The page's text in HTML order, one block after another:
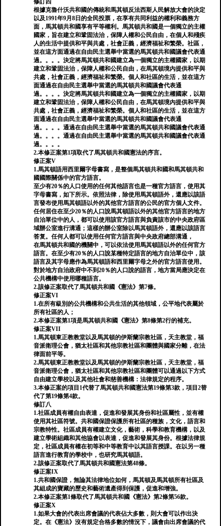
修訂四
根據克魯什沃共和國的傳統和馬其頓反法西斯人民解放大會的決定
以及1991年9月8日的全民投票，在享有共同利益的權利和義務方
面，馬其頓共和國享有平等權利。馬其頓共和國是一個獨立的主權
國家，旨在建立和鞏固法治，保障人權和公民自由，在個人和殘疾
人的生活中提供和平與共處，社會正義，經濟福祉和繁榮。社區，
並在這方面通過在自由民主選舉中當選的馬其頓共和國議會代表通
過。。。。決定將馬其頓共和國建立為一個獨立的主權國家，以期
建立和鞏固法治，保障人權和公民自由，在馬其頓境內提供和平與
共處，社會正義，經濟福祉和繁榮。個人和社區的生活，並在這方
面通過在自由民主選舉中當選的馬其頓共和國議會代表通
過。。。。決定將馬其頓共和國建立為一個獨立的主權國家，以期
建立和鞏固法治，保障人權和公民自由，在馬其頓境內提供和平與
共處，社會正義，經濟福祉和繁榮。個人和社區的生活，並在這方
面通過在自由民主選舉中當選的馬其頓共和國議會代表通
過。。。。通過在自由民主選舉中當選的馬其頓共和國議會代表通
過。。。。通過在自由民主選舉中當選的馬其頓共和國議會代表通
過。。。。
2.本修正案第1項取代了馬其頓共和國憲法的序言。
修正案V
1.馬其頓語用西里爾字母書寫，是整個馬其頓共和國和馬其頓共和
國國際關係中的官方語言。
至少有20％的人口使用的任何其他語言也是一種官方語言，使用其
字母書寫，如下所示。依照法律，除使用馬其頓語外，還應以該語
言發布使用馬其頓語以外的其他官方語言的公民的官方個人文件。
任何居住在至少20％的人口說馬其頓語以外的其他官方語言的地方
自治單位中的人，都可以使用該官方語言與負責該市的中央政府區
域辦公室進行溝通；這樣的辦公室除以馬其頓語外，還應以該語言
答复。任何人都可以使用任何官方語言與中央政府總部溝通，
在馬其頓共和國的機關中，可以依法使用馬其頓語以外的任何官方
語言。在至少有20％的人口說某種特定語言的地方自治單位中，該
語言及其字母應作為馬其頓語和西里爾字母之外的官方語言使用。
對於地方自治政府中不到20％的人口說的語言，地方當局應決定在
公共機構中使用哪種語言。
2.該修正案取代了馬其頓共和國《憲法》第7條。
修正案VI
1.在所有級別的公共機構和公共生活的其他領域，公平地代表屬於
所有社區的人；
2.本修正案第1項是馬其頓共和國《憲法》第8條第2行的補充。
修正案VII
1.馬其頓東正教教堂以及馬其頓的伊斯蘭宗教社區，天主教堂，福
音派衛理公會，猶太社區和其他宗教社區和團體與國家分離，在法
律面前平等。
2.馬其頓東正教教堂以及馬其頓的伊斯蘭宗教社區，天主教堂，福
音派衛理公會，猶太社區和其他宗教社區和團體可以通過以下方式
自由建立學校以及其他社會和慈善機構：法律規定的程序。
3.本修正案的項目1代替了馬其頓共和國憲法第19條第3款，項目2替
代了第19條第4款。
修訂八
1.社區成員有權自由表達，促進和發展其身份和社區屬性，並有權
使用其社區符號。共和國保證保護所有社區的種族，文化，語言和
宗教特性。社區成員有權建立文化，藝術，科學和教育機構，以及
建立學術組織和其他協會以表達，促進和發展其身份。根據法律規
定，社區成員有權在初等和中等教育中以其語言授課。在以另一種
語言進行教育的學校中，也研究馬其頓語。
2.該修正案取代了馬其頓共和國憲法第48條。
修正案IX
1.共和國保證，無論其法律地位如何，馬其頓及馬其頓所有社區及
其組成的寶藏的歷史和藝術遺產得到保護，促進和增強。
2.本修正案第1條取代了馬其頓共和國《憲法》第2條第56款。
修正案X
1.如果大會的代表出席會議的代表佔大多數，則大會可以作出決
定。在《憲法》沒有規定合格多數的情況下，議會由出席會議的代